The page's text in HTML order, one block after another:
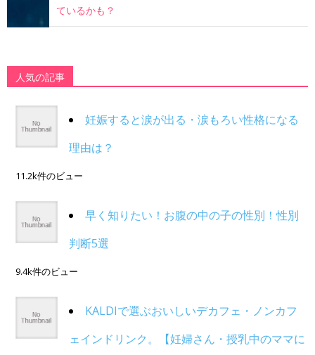
ているかも？
人気の記事
妊娠すると涙が出る・涙もろい性格になる
理由は？
11.2k件のビュー
早く知りたい！お腹の中の子の性別！性別
判断5選
9.4k件のビュー
KALDIで選ぶおいしいデカフェ・ノンカフ
ェインドリンク。【妊婦さん・授乳中のママに